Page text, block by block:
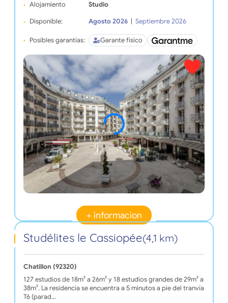
Alojamiento Studio
Disponible: Agosto 2026 Septiembre 2026
Posibles garantías: Garante físico
+ informacion
Studélites le Cassiopée(4,1 km)
Chatillon (92320)
127 estudios de 18m² a 26m² y 18 estudios grandes de 29m² a
38m². La residencia se encuentra a 5 minutos a pie del tranvía
T6 (parad…